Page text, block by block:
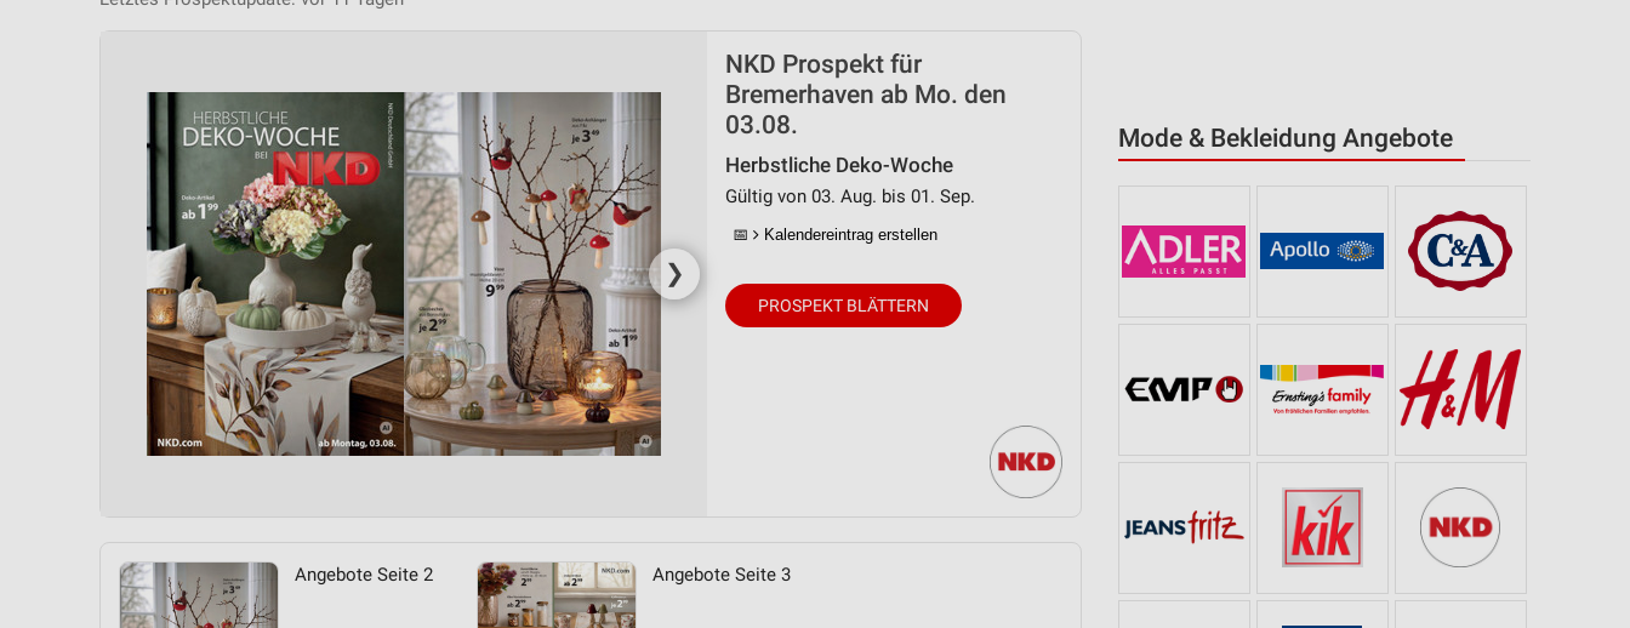
Mode & Bekleidung Angebote
❯
NKD Prospekt für
Bremerhaven ab Mo. den
03.08.
Herbstliche Deko-Woche
Gültig von 03. Aug. bis 01. Sep.
📅 Kalendereintrag erstellen
PROSPEKT BLÄTTERN
Angebote Seite 2 Angebote Seite 3